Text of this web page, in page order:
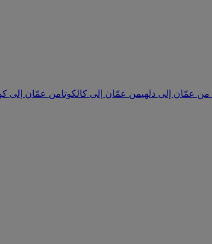
من عمّان إلى دلهيمن عمّان إلى كالكوتامن عمّان إلى